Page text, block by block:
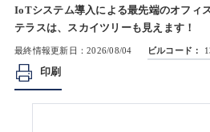
IoTシステム導入による最先端のオフィ
テラスは、スカイツリーも見えます！
最終情報更新日：2026/08/04 ビルコード：
印刷